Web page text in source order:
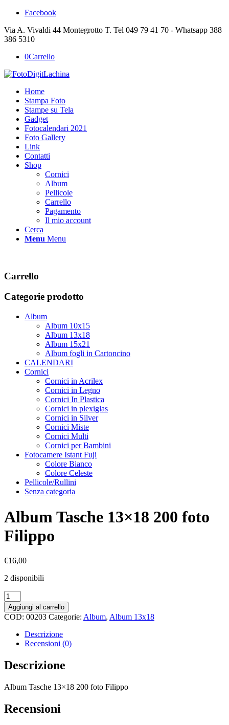
Facebook
Via A. Vivaldi 44 Montegrotto T. Tel 049 79 41 70 - Whatsapp 388
386 5310
0Carrello
Home
Stampa Foto
Stampe su Tela
Gadget
Fotocalendari 2021
Foto Gallery
Link
Contatti
Shop
Cornici
Album
Pellicole
Carrello
Pagamento
Il mio account
Cerca
Menu Menu
Carrello
Categorie prodotto
Album
Album 10x15
Album 13x18
Album 15x21
Album fogli in Cartoncino
CALENDARI
Cornici
Cornici in Acrilex
Cornici in Legno
Cornici In Plastica
Cornici in plexiglas
Cornici in Silver
Cornici Miste
Cornici Multi
Cornici per Bambini
Fotocamere Istant Fuji
Colore Bianco
Colore Celeste
Pellicole/Rullini
Senza categoria
Album Tasche 13×18 200 foto
Filippo
€16,00
2 disponibili
Album
Tasche
13x18
200
Filippo
quantità
Aggiungi al carrello
COD: 00203 Categorie: Album, Album 13x18
Descrizione
Recensioni (0)
Descrizione
Album Tasche 13×18 200 foto Filippo
Recensioni